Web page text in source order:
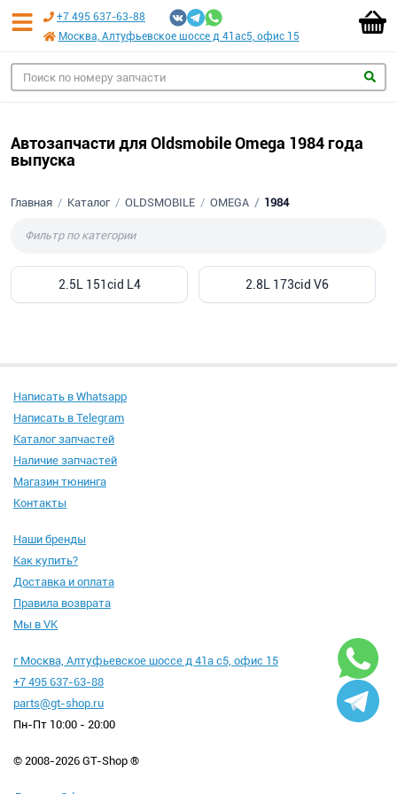
+7 495 637-63-88
Москва, Алтуфьевское шоссе д 41ас5, офис 15
Автозапчасти для Oldsmobile Omega 1984 года
выпуска
Главная Каталог OLDSMOBILE OMEGA 1984
2.5L 151cid L4 2.8L 173cid V6
Написать в Whatsapp
Написать в Telegram
Каталог запчастей
Наличие запчастей
Магазин тюнинга
Контакты
Наши бренды
Как купить?
Доставка и оплата
Правила возврата
Мы в VK
г Москва, Алтуфьевское шоссе д 41а с5, офис 15
+7 495 637-63-88
parts@gt-shop.ru
Пн-Пт 10:00 - 20:00
© 2008-2026 GT-Shop ®